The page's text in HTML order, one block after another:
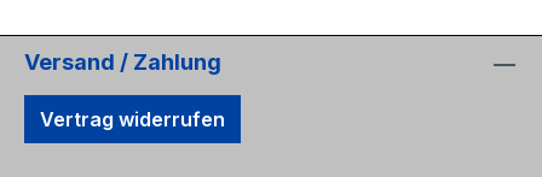
Versand / Zahlung
Vertrag widerrufen